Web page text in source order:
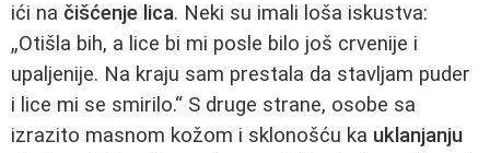
ići na čišćenje lica. Neki su imali loša iskustva:
„Otišla bih, a lice bi mi posle bilo još crvenije i
upaljenije. Na kraju sam prestala da stavljam puder
i lice mi se smirilo.“ S druge strane, osobe sa
izrazito masnom kožom i sklonošću ka uklanjanju